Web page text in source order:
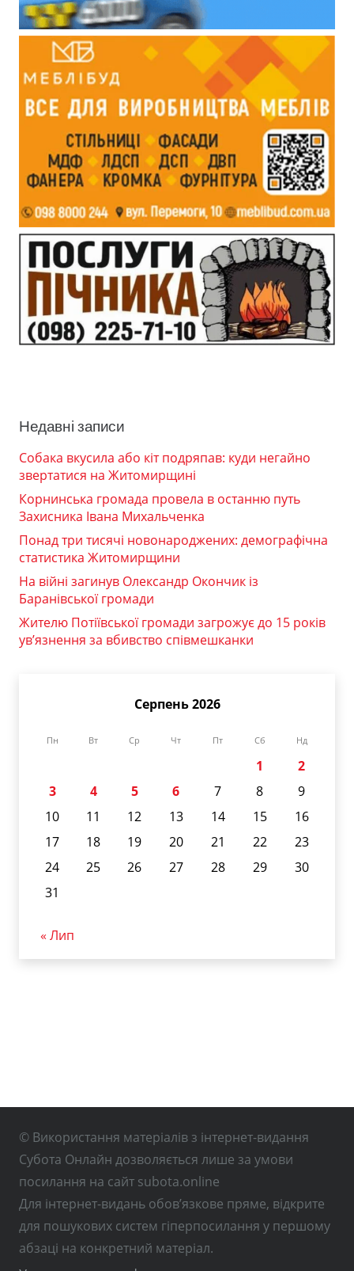
Недавні записи
Собака вкусила або кіт подряпав: куди негайно
звертатися на Житомирщині
Корнинська громада провела в останню путь
Захисника Івана Михальченка
Понад три тисячі новонароджених: демографічна
статистика Житомирщини
На війні загинув Олександр Окончик із
Баранівської громади
Жителю Потіївської громади загрожує до 15 років
ув’язнення за вбивство співмешканки
Серпень 2026
Пн Вт Ср Чт Пт Сб Нд
1
2
3
4 5 6 7 8
9
10
11 12 13 14 15
16
17
18 19 20 21 22
23
24
25 26 27 28 29
30
31
« Лип
© Використання матеріалів з інтернет-видання
Субота Онлайн дозволяється лише за умови
посилання на сайт subota.online
Для інтернет-видань обов’язкове пряме, відкрите
для пошукових систем гіперпосилання у першому
абзаці на конкретний матеріал.